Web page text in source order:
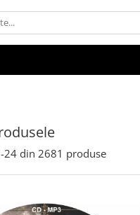
24 din 2681 produse